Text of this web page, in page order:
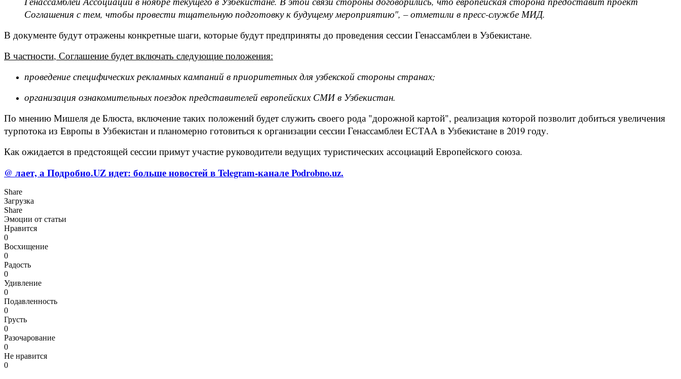
Соглашения с тем, чтобы провести тщательную подготовку к будущему мероприятию", – отметили в пресс-службе МИД.
В документе будут отражены конкретные шаги, которые будут предприняты до проведения сессии Генассамблеи в Узбекистане.
В частности, Соглашение будет включать следующие положения:
проведение специфических рекламных кампаний в приоритетных для узбекской стороны странах;
организация ознакомительных поездок представителей европейских СМИ в Узбекистан.
По мнению Мишеля де Блюста, включение таких положений будет служить своего рода "дорожной картой", реализация которой позволит добиться увеличения
турпотока из Европы в Узбекистан и планомерно готовиться к организации сессии Генассамблеи ЕСТАА в Узбекистане в 2019 году.
Как ожидается в предстоящей сессии примут участие руководители ведущих туристических ассоциаций Европейского союза.
@ лает, а Подробно.UZ идет: больше новостей в Telegram-канале Podrobno.uz.
Share
Загрузка
Share
Эмоции от статьи
Нравится
0
Восхищение
0
Радость
0
Удивление
0
Подавленность
0
Грусть
0
Разочарование
0
Не нравится
0